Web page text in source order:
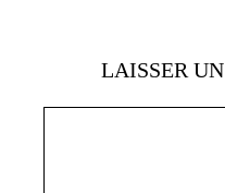
LAISSER